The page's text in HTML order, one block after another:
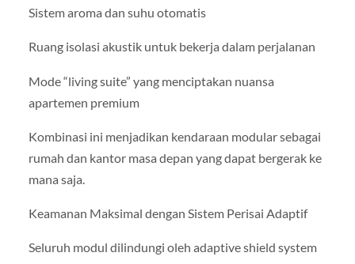
Sistem aroma dan suhu otomatis
Ruang isolasi akustik untuk bekerja dalam perjalanan
Mode “living suite” yang menciptakan nuansa
apartemen premium
Kombinasi ini menjadikan kendaraan modular sebagai
rumah dan kantor masa depan yang dapat bergerak ke
mana saja.
Keamanan Maksimal dengan Sistem Perisai Adaptif
Seluruh modul dilindungi oleh adaptive shield system